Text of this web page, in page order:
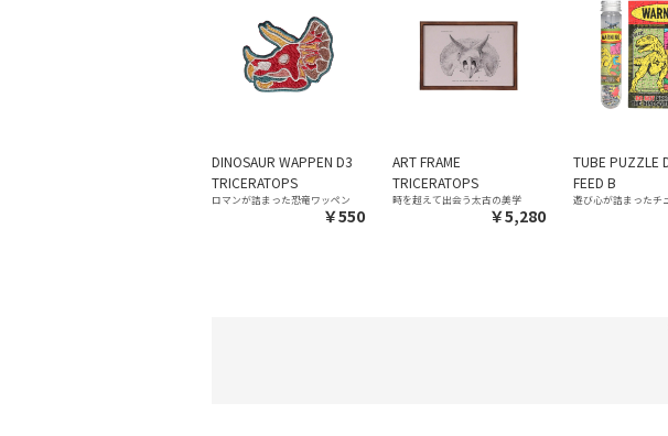
DINOSAUR WAPPEN D3
TRICERATOPS
ロマンが詰まった恐竜ワッペン
￥550
ART FRAME
TRICERATOPS
時を超えて出会う太古の美学
￥5,280
TUBE PUZZLE
FEED B
遊び心が詰まったチ